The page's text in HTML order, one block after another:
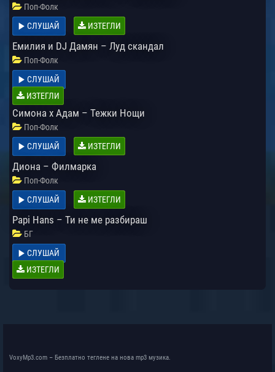
Поп-Фолк
СЛУШАЙ
ИЗТЕГЛИ
Емилия и DJ Дамян – Луд скандал
Поп-Фолк
СЛУШАЙ
ИЗТЕГЛИ
Симона х Адам – Тежки Нощи
Поп-Фолк
СЛУШАЙ
ИЗТЕГЛИ
Диона – Филмарка
Поп-Фолк
СЛУШАЙ
ИЗТЕГЛИ
Papi Hans – Ти не ме разбираш
БГ
СЛУШАЙ
ИЗТЕГЛИ
VoxyMp3.com – Безплатно теглене на нова mp3 музика.